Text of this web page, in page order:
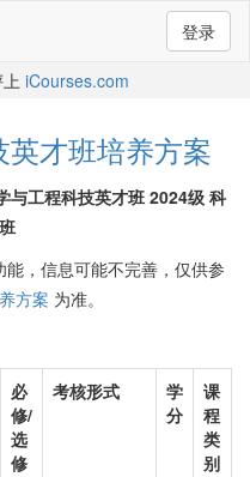
登录
iCourses.com
才班培养方案
与工程科技英才班 2024级 科
，信息可能不完善，仅供参
方案 为准。
必
修/
选
修
考核形式
学
分
课
程
类
别